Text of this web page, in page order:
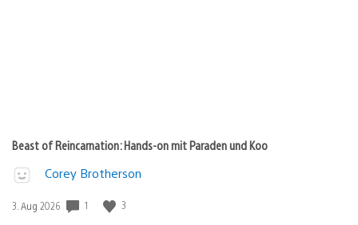
Beast of Reincarnation: Hands-on mit Paraden und Koo
Corey Brotherson
Veröffentlichungsdatum:
3. Aug 2026 1 3